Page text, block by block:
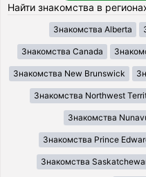
Найти знакомства в
Знакомства Alberta
Знакомства Canada
Знакомства New Brunswick
Знакомства Northwest
Знакомства
Знакомства Prince
Знакомства